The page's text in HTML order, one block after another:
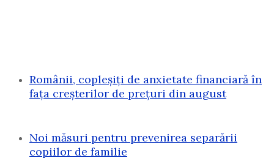
Românii, copleșiți de anxietate financiară în
fața creșterilor de prețuri din august
Noi măsuri pentru prevenirea separării
copiilor de familie